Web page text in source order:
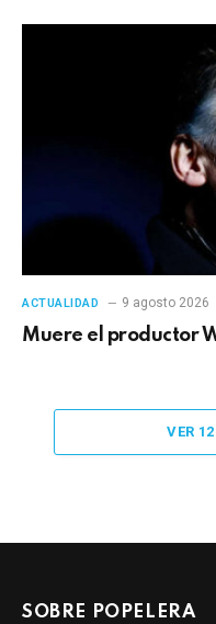
ACTUALIDAD 9 agosto 2026
Muere el productor
VER
SOBRE POPELERA